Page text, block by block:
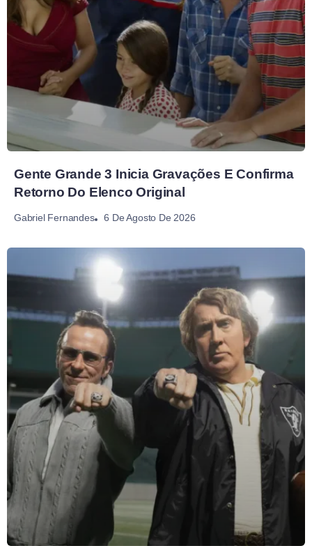
Gente Grande 3 Inicia Gravações E Confirma
Retorno Do Elenco Original
Gabriel Fernandes 6 De Agosto De 2026